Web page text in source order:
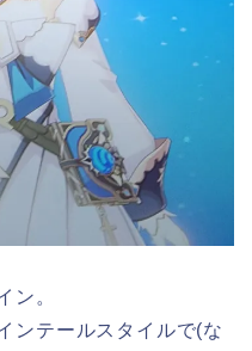
ン。
ンテールスタイルで(な